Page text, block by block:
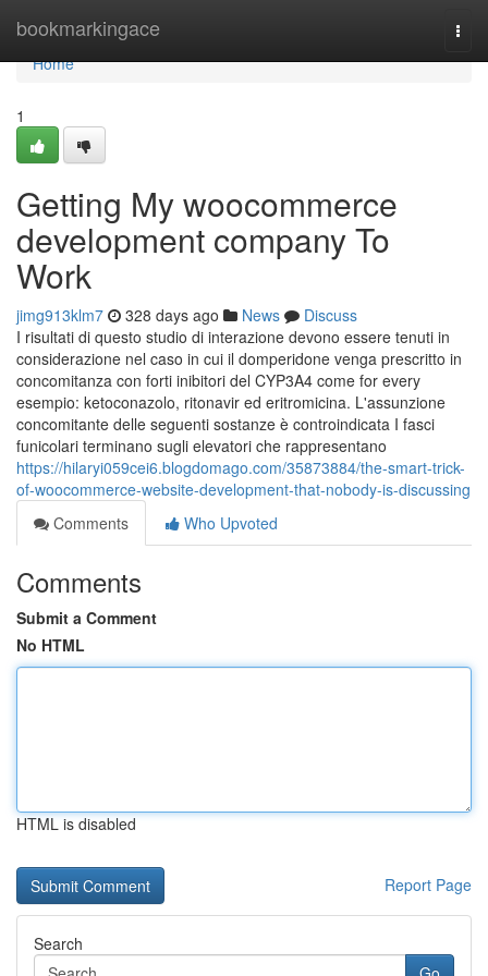
bookmarkingace
Home
Home
1
Getting My woocommerce
development company To
Work
jimg913klm7 328 days ago News
Discuss
I risultati di questo studio di interazione devono essere tenuti in
considerazione nel caso in cui il domperidone venga prescritto in
concomitanza con forti inibitori del CYP3A4 come for every
esempio: ketoconazolo, ritonavir ed eritromicina. L'assunzione
concomitante delle seguenti sostanze è controindicata I fasci
funicolari terminano sugli elevatori che rappresentano
https://hilaryi059cei6.blogdomago.com/35873884/the-smart-trick-
of-woocommerce-website-development-that-nobody-is-discussing
Comments
Who Upvoted
Comments
Submit a Comment
No HTML
HTML is disabled
Report Page
Search